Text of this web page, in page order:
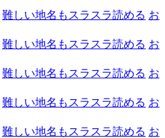
難しい地名もスラスラ読める お
難しい地名もスラスラ読める お
難しい地名もスラスラ読める お
難しい地名もスラスラ読める お
難しい地名もスラスラ読める お